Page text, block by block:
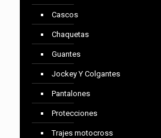
Cascos
Chaquetas
Guantes
Jockey Y Colgantes
Pantalones
Protecciones
Trajes motocross